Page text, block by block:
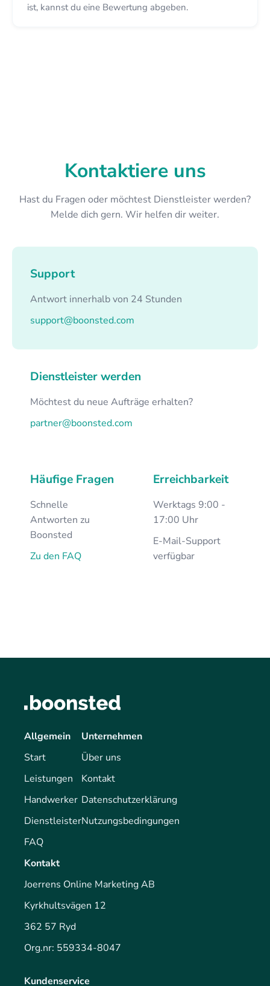
ist, kannst du eine Bewertung abgeben.
Kontaktiere uns
Hast du Fragen oder möchtest Dienstleister werden?
Melde dich gern. Wir helfen dir weiter.
Support
Antwort innerhalb von 24 Stunden
support@boonsted.com
Dienstleister werden
Möchtest du neue Aufträge erhalten?
partner@boonsted.com
Häufige Fragen
Schnelle
Antworten zu
Boonsted
Zu den FAQ
Erreichbarkeit
Werktags 9:00 -
17:00 Uhr
E-Mail-Support
verfügbar
Allgemein
Start
Leistungen
Handwerker
Dienstleister
FAQ
Unternehmen
Über uns
Kontakt
Datenschutzerklärung
Nutzungsbedingungen
Kontakt
Joerrens Online Marketing AB
Kyrkhultsvägen 12
362 57 Ryd
Org.nr: 559334-8047
Kundenservice